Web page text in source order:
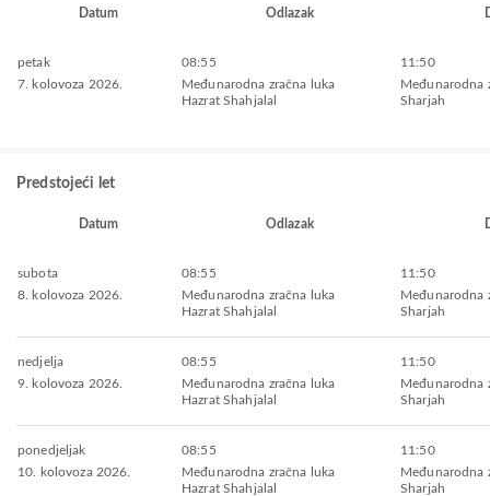
Datum Odlazak
petak
7. kolovoza 2026.
08:55
Međunarodna zračna luka
Hazrat Shahjalal
11:50
Međunarodna
Sharjah
Predstojeći let
Datum Odlazak
subota
8. kolovoza 2026.
08:55
Međunarodna zračna luka
Hazrat Shahjalal
11:50
Međunarodna
Sharjah
nedjelja
9. kolovoza 2026.
08:55
Međunarodna zračna luka
Hazrat Shahjalal
11:50
Međunarodna
Sharjah
ponedjeljak
10. kolovoza 2026.
08:55
Međunarodna zračna luka
Hazrat Shahjalal
11:50
Međunarodna
Sharjah